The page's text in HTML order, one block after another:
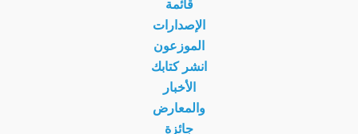
قائمة
الإصدارات
الموزعون
انشر كتابك
الأخبار
والمعارض
جائزة